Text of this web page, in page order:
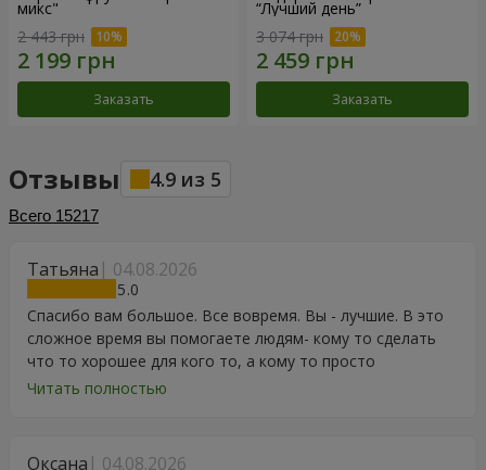
микс"
2 443 грн
Заказать
“Лучший день”
3 074 грн
Заказать
Отзывы 4.9 из 5
Всего 15217
Татьяна 04.08.2026
5
Спасибо вам большое. Все вовремя. Вы - лучшие. В это
сложное время вы помогаете людям- кому то сделать
что то хорошее для кого то, а кому то просто
порадоваться цветам, подарку, тортику, поздравлению.
Читать полностью
Оксана 04.08.2026